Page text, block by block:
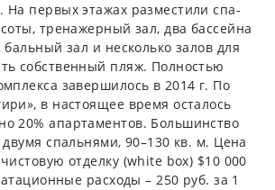
На первых этажах разместили спа-
тренажерный зал, два бассейна
зал и несколько залов для
собственный пляж. Полностью
завершилось в 2014 г. По
в настоящее время осталось
20% апартаментов. Большинство
спальнями, 90–130 кв. м. Цена
отделку (white box) $10 000
расходы – 250 руб. за 1